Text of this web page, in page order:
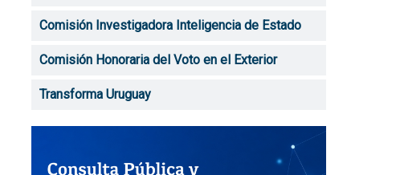
Comisión Investigadora Inteligencia de Estado
Comisión Honoraria del Voto en el Exterior
Transforma Uruguay